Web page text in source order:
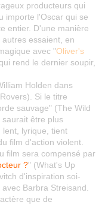
producteurs qui
importe l'Oscar qui se
entier. D'une manière
essaient, en
avec "Oliver's
rend le dernier soupir,
Holden dans
Si le titre
sauvage" (The Wild
être plus
lent, lyrique, tient
film d'action violent.
film sera compensé par
?" (What's Up
d'inspiration soi-
Barbra Streisand.
que de